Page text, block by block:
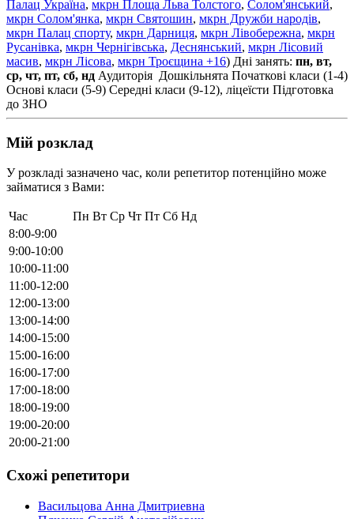
Палац Україна, мкрн Площа Льва Толстого, Солом'янський,
мкрн Солом'янка, мкрн Святошин, мкрн Дружби народів,
мкрн Палац спорту, мкрн Дарниця, мкрн Лівобережна, мкрн
Русанівка, мкрн Чернігівська, Деснянський, мкрн Лісовий
масив, мкрн Лісова, мкрн Троєщина +16) Дні занять: пн, вт,
ср, чт, пт, сб, нд Аудиторія Дошкільнята Початкові класи (1-4)
Основі класи (5-9) Середні класи (9-12), ліцеїсти Підготовка
до ЗНО
Мій розклад
У розкладі зазначено час, коли репетитор потенційно може
займатися з Вами:
Час Пн Вт Ср Чт Пт Сб Нд
8:00-9:00
9:00-10:00
10:00-11:00
11:00-12:00
12:00-13:00
13:00-14:00
14:00-15:00
15:00-16:00
16:00-17:00
17:00-18:00
18:00-19:00
19:00-20:00
20:00-21:00
Схожі репетитори
Васильцова Анна Дмитриевна